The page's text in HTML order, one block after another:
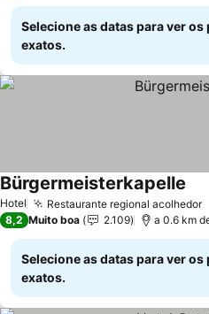
Selecione as datas para ver os
exatos.
Hotel Restaurante regional acolhedor
Bürgermeisterkapelle
8,2 Muito boa 2.109 a 0.6 km
Selecione as datas para ver os
exatos.